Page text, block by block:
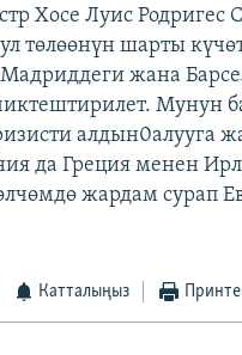
Хосе Луис Родригес
төлөөнүн шарты
жана
Мунун
алдын0алууга
да Греция менен
жардам сурап
Катталыңыз